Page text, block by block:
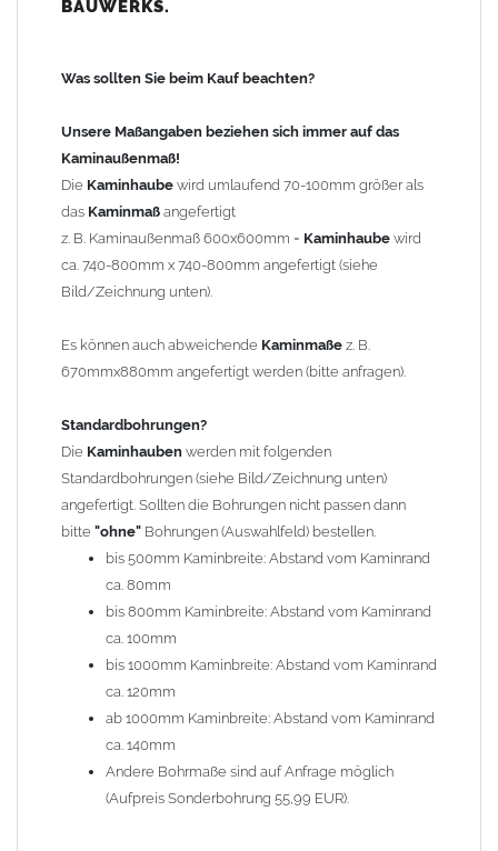
100mm
120mm
140mm
Andere Bohrmaße sind auf Anfrage möglich (Aufpreis
Sonderbohrung 55,99 EUR).
Befestigung/Stützen
Kaminhaubewird inkl. EdelstahlBefestigungsmaterial
geliefert. Die Standardflachstützen sind aus
beträgt ca. 25cm bis 30cm. DieKaminhaubekann mit längeren
Stützen bis Höhe 450mm geliefert werden (Aufpreis 42,89 EUR).
Kaminkopfabdeckung
Kaminhaubewirdohne Kaminkopfabdeckung
Kaminkopfabdeckungenfinden Sie unter "Kaminabdeckung
Es stehen insgesamt 20 verschiedene Typen zur Auswahl. Bitte
Auswahlfeldangeben.
Standardhauben siehe Auswahlfeld: 01 Haus,03 Welle
(unser Topseller)
Laube, 13 Schwalbe, 14 Sattel Welle, 15 Welle 90° gedreht,
17 Dach, 18 Plafond 2, 19 S-Line, 20 Pult
Typ 07 (Welle hoch) und 08 (Doppel Welle) haben einen
Aufpreis von 20% (bitte anfragen - Bestellung nicht über
Shop möglich).
Die Typen 02 (Bogen), 06 (Krempe), 09 (Pagode), 10
BAUWERKS.
Was sollten Sie beim Kauf beachten?
Unsere Maßangaben beziehen sich immer auf das
Kaminaußenmaß!
Die Kaminhaube wird umlaufend 70-100mm größer als
das Kaminmaß angefertigt
z. B. Kaminaußenmaß 600x600mm = Kaminhaube wird
ca. 740-800mm x 740-800mm angefertigt (siehe
Bild/Zeichnung unten).
Es können auch abweichende Kaminmaße z. B.
670mmx880mm angefertigt werden (bitte anfragen).
Standardbohrungen?
Die Kaminhauben werden mit folgenden
Standardbohrungen (siehe Bild/Zeichnung unten)
angefertigt. Sollten die Bohrungen nicht passen dann
bitte "ohne" Bohrungen (Auswahlfeld) bestellen.
bis 500mm Kaminbreite: Abstand vom Kaminrand
ca. 80mm
bis 800mm Kaminbreite: Abstand vom Kaminrand
ca. 100mm
bis 1000mm Kaminbreite: Abstand vom Kaminrand
ca. 120mm
ab 1000mm Kaminbreite: Abstand vom Kaminrand
ca. 140mm
Andere Bohrmaße sind auf Anfrage möglich
(Aufpreis Sonderbohrung 55,99 EUR).